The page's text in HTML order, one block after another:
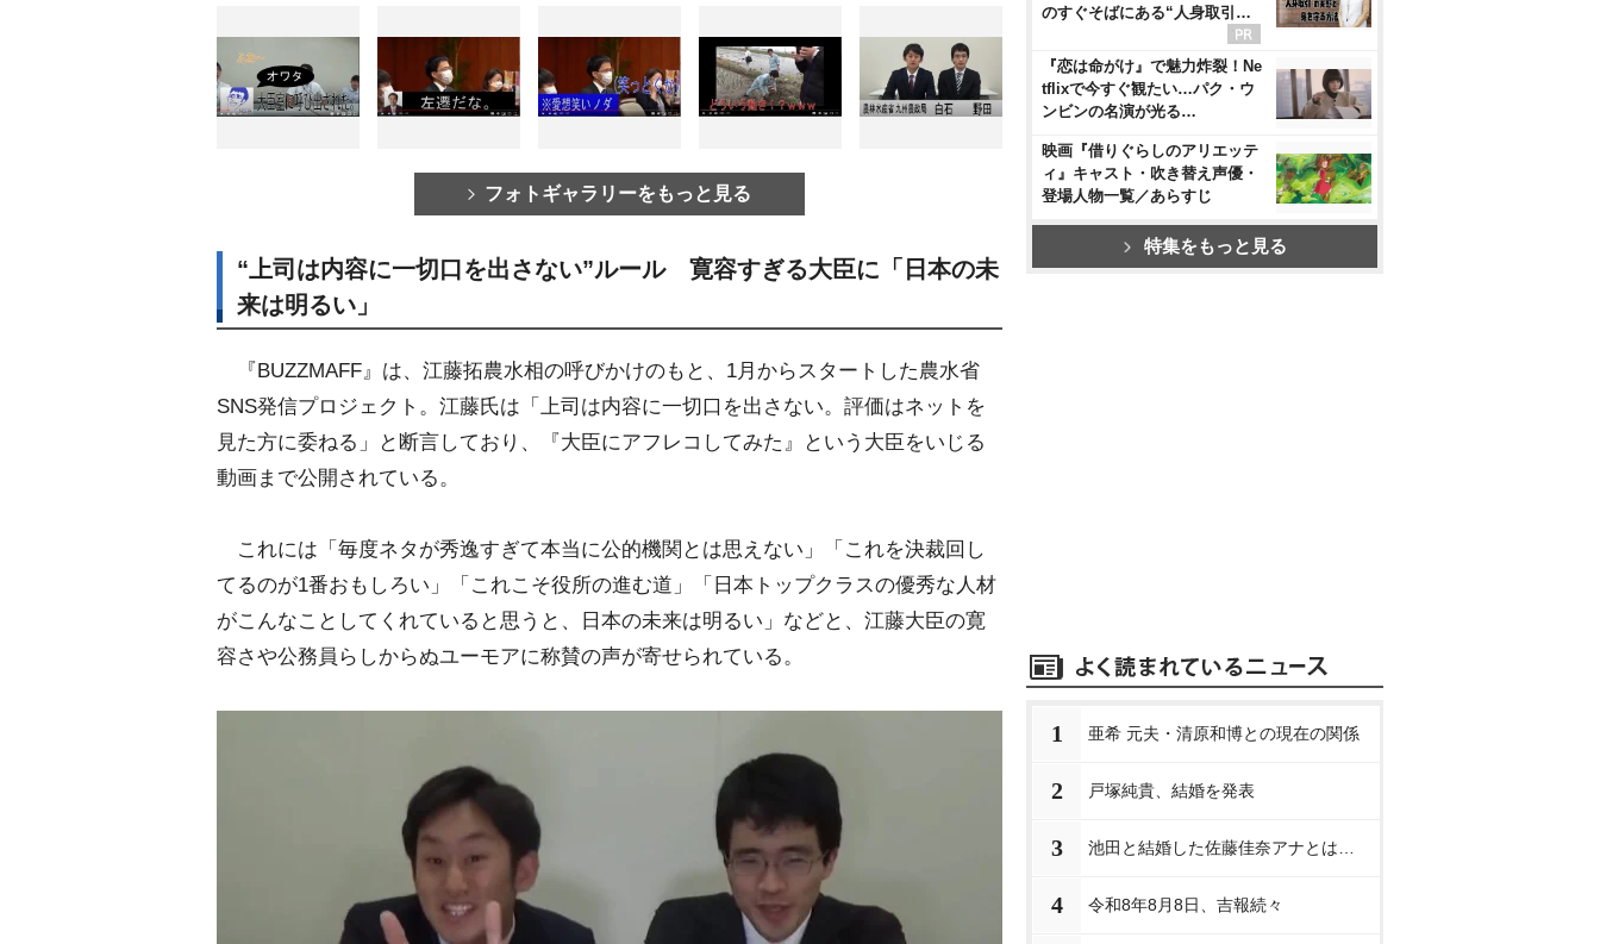
フォトギャラリーをもっと見る
“上司は内容に一切口を出さない”ルール 寛容すぎる大臣に「日本の未
来は明るい」
『BUZZMAFF』は、江藤拓農水相の呼びかけのもと、1月からスタートした農水省
SNS発信プロジェクト。江藤氏は「上司は内容に一切口を出さない。評価はネットを
見た方に委ねる」と断言しており、『大臣にアフレコしてみた』という大臣をいじる
動画まで公開されている。
これには「毎度ネタが秀逸すぎて本当に公的機関とは思えない」「これを決裁回し
てるのが1番おもしろい」「これこそ役所の進む道」「日本トップクラスの優秀な人材
がこんなことしてくれていると思うと、日本の未来は明るい」などと、江藤大臣の寛
容さや公務員らしからぬユーモアに称賛の声が寄せられている。
のすぐそばにある“人身取引…
『恋は命がけ』で魅力炸裂！Ne
tflixで今すぐ観たい…パク・ウ
ンビンの名演が光る…
映画『借りぐらしのアリエッテ
ィ』キャスト・吹き替え声優・
登場人物一覧／あらすじ
特集をもっと見る
1 亜希 元夫・清原和博との現在の関係
2 戸塚純貴、結婚を発表
3 池田と結婚した佐藤佳奈アナとは…
4 令和8年8月8日、吉報続々